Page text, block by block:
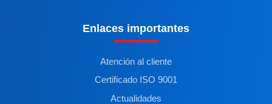
Enlaces importantes
Atención al cliente
Certificado ISO 9001
Actualidades